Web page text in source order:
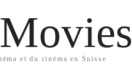
et du cinéma en Suisse